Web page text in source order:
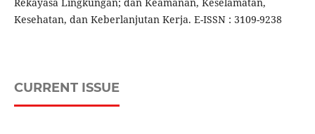
Kesehatan, dan Keberlanjutan Kerja. E-ISSN : 3109-9238
CURRENT ISSUE